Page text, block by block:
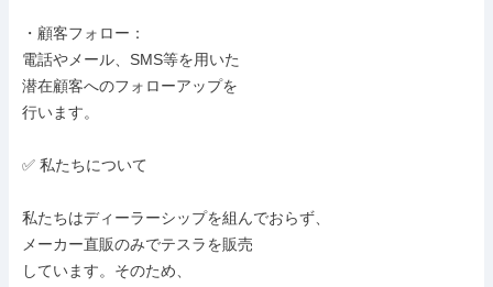
・顧客フォロー：
電話やメール、SMS等を用いた
潜在顧客へのフォローアップを
行います。
✅ 私たちについて
私たちはディーラーシップを組んでおらず、
メーカー直販のみでテスラを販売
しています。そのため、